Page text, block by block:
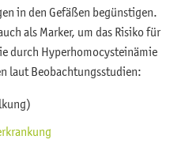
in den Gefäßen begünstigen.
als Marker, um das Risiko für
durch Hyperhomocysteinämie
laut Beobachtungsstudien: